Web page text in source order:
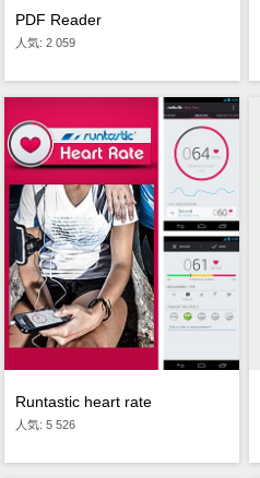
PDF Reader
人気: 2 059
Runtastic heart rate
人気: 5 526